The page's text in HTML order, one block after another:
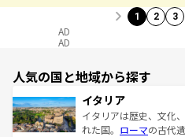
1 2 3
AD
AD
人気の国と地域から探す
イタリア
イタリアは歴史、文化
れた国。 ローマの古代